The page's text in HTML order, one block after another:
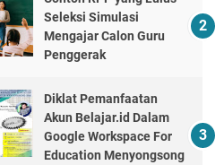
Seleksi Simulasi
Mengajar Calon Guru
Penggerak
Diklat Pemanfaatan
Akun Belajar.id Dalam
Google Workspace For
Education Menyongsong